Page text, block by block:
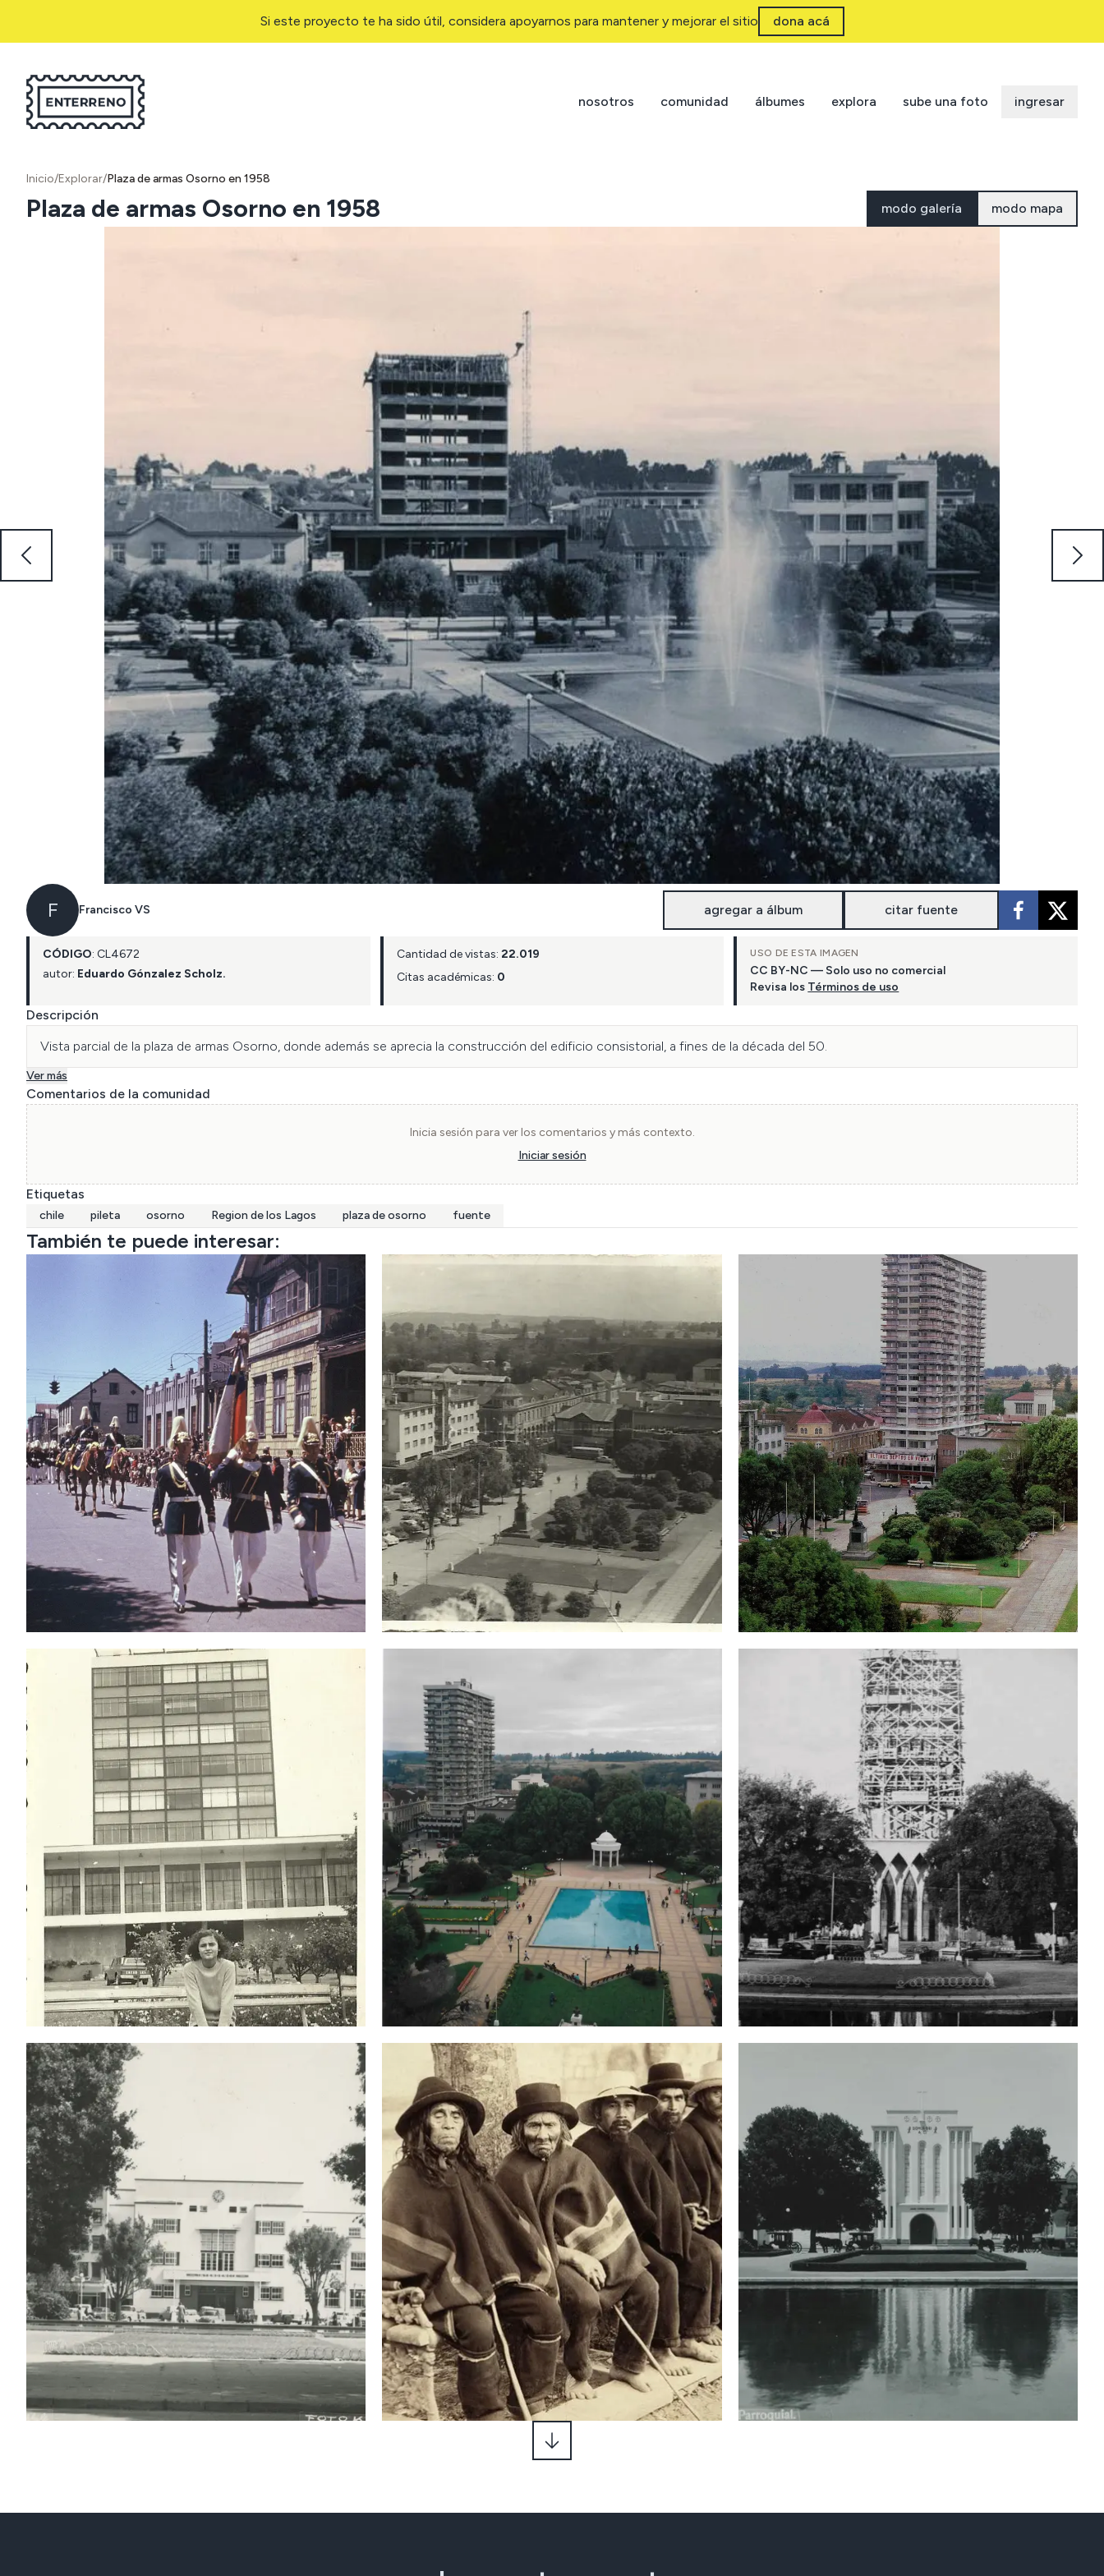
Si este proyecto te ha sido útil, considera apoyarnos para mantener y mejorar el sitio dona acá
nosotros comunidad álbumes explora sube una foto ingresar
Inicio/Explorar/Plaza de armas Osorno en 1958
Plaza de armas Osorno en 1958 modo galería modo mapa
F Francisco VS agregar a álbum citar fuente
CÓDIGO: CL4672
autor: Eduardo Gónzalez Scholz.
Cantidad de vistas: 22.019
Citas académicas: 0
USO DE ESTA IMAGEN
CC BY-NC — Solo uso no comercial
Revisa los Términos de uso
Descripción
Vista parcial de la plaza de armas Osorno, donde además se aprecia la construcción del edificio consistorial, a fines de la década del 50.
Ver más
Comentarios de la comunidad
Inicia sesión para ver los comentarios y más contexto.
Iniciar sesión
Etiquetas
chile pileta osorno Region de los Lagos plaza de osorno fuente
También te puede interesar: